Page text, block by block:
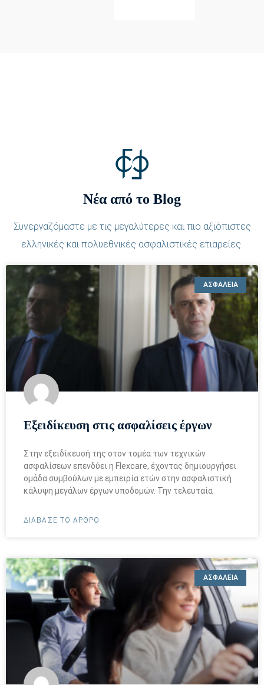
Νέα από το Blog
Συνεργαζόμαστε με τις μεγαλύτερες και πιο αξιόπιστες
ελληνικές και πολυεθνικές ασφαλιστικές ετιαρείες.
ΑΣΦΑΛΕΙΑ
Εξειδίκευση στις ασφαλίσεις έργων
Στην εξειδίκευσή της στον τομέα των τεχνικών
ασφαλίσεων επενδύει η Flexcare, έχοντας δημιουργήσει
ομάδα συμβούλων με εμπειρία ετών στην ασφαλιστική
κάλυψη μεγάλων έργων υποδομών. Την τελευταία
ΔΙΑΒΑΣΕ ΤΟ ΑΡΘΡΟ
ΑΣΦΑΛΕΙΑ